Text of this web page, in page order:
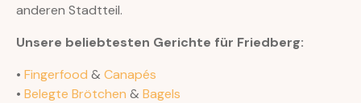
anderen Stadtteil.
Unsere beliebtesten Gerichte für Friedberg:
• Fingerfood & Canapés
• Belegte Brötchen & Bagels